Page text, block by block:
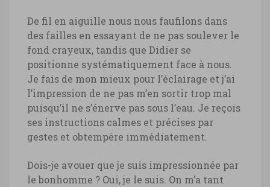
De fil en aiguille nous nous faufilons dans
des failles en essayant de ne pas soulever le
fond crayeux, tandis que Didier se
positionne systématiquement face à nous.
Je fais de mon mieux pour l’éclairage et j’ai
l’impression de ne pas m’en sortir trop mal
puisqu’il ne s’énerve pas sous l’eau. Je reçois
ses instructions calmes et précises par
gestes et obtempère immédiatement.
Dois-je avouer que je suis impressionnée par
le bonhomme ? Oui, je le suis. On m’a tant